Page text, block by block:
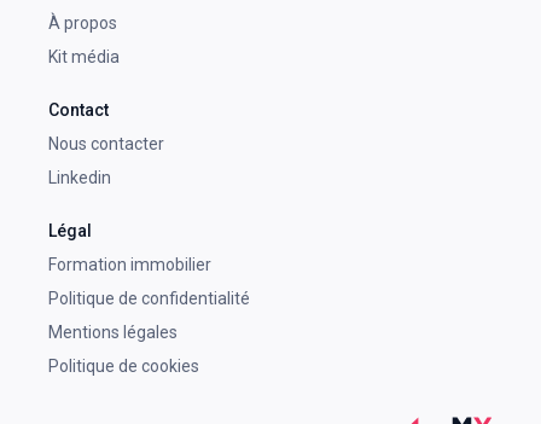
À propos
Kit média
Contact
Nous contacter
Linkedin
Légal
Formation immobilier
Politique de confidentialité
Mentions légales
Politique de cookies